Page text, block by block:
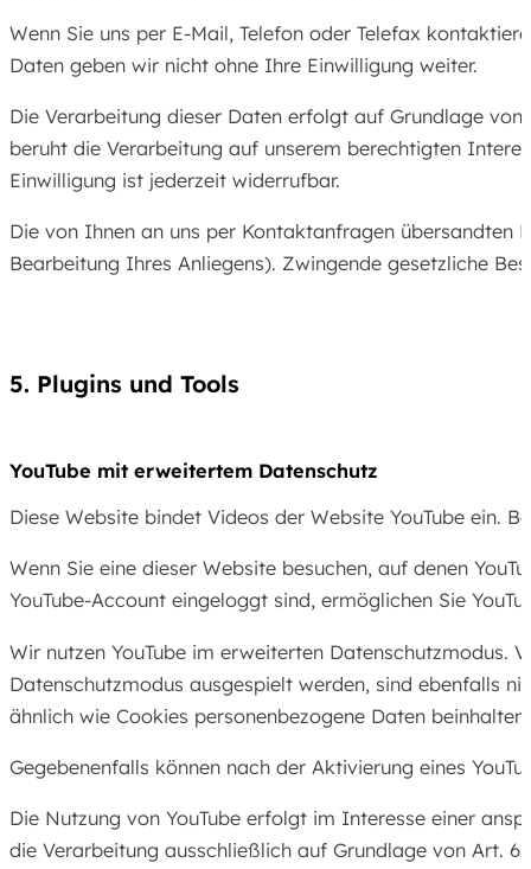
Wenn Sie uns per E-Mail, Telefon oder Telefax
Daten geben wir nicht ohne Ihre Einwilligung weiter.
Die Verarbeitung dieser Daten erfolgt auf Grundlage
beruht die Verarbeitung auf unserem berechtigten
Einwilligung ist jederzeit widerrufbar.
Die von Ihnen an uns per Kontaktanfragen übersandten
Bearbeitung Ihres Anliegens). Zwingende gesetzliche
5. Plugins und Tools
YouTube mit erweitertem Datenschutz
Diese Website bindet Videos der Website YouTube ein.
Wenn Sie eine dieser Website besuchen, auf denen
YouTube-Account eingeloggt sind, ermöglichen Sie
Wir nutzen YouTube im erweiterten Datenschutzmodus.
Datenschutzmodus ausgespielt werden, sind ebenfalls
ähnlich wie Cookies personenbezogene Daten
Gegebenenfalls können nach der Aktivierung eines
Die Nutzung von YouTube erfolgt im Interesse einer
die Verarbeitung ausschließlich auf Grundlage von Art.